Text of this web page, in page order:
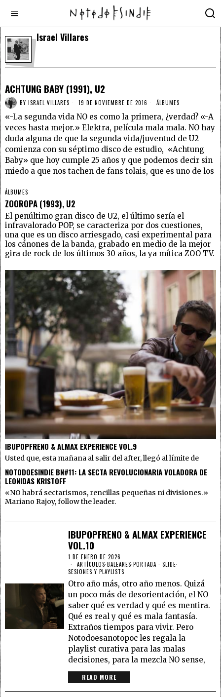
Israel Villares
ACHTUNG BABY (1991), U2
BY ISRAEL VILLARES 19 DE NOVIEMBRE DE 2016 ÁLBUMES
«-La segunda vida NO es como la primera, ¿verdad? «-A
veces hasta mejor.» Elektra, película mala mala. NO hay
duda alguna de que la segunda vida/juventud de U2
comienza con su séptimo disco de estudio, «Achtung
Baby» que hoy cumple 25 años y que podemos decir sin
miedo a que nos tachen de fans tolais, que es uno de los
ÁLBUMES
ZOOROPA (1993), U2
El penúltimo gran disco de U2, el último sería el
infravalorado POP, se caracteriza por dos cuestiones,
una que es un disco arriesgado, casi experimental para
los cánones de la banda, grabado en medio de la mejor
gira de rock de los últimos 30 años, la ya mítica ZOO TV.
IBUPOPFRENO & ALMAX EXPERIENCE VOL.9
Usted que, esta mañana al salir del after, llegó al límite de
NOTODOESINDIE BN#11: LA SECTA REVOLUCIONARIA VOLADORA DE
LEONIDAS KRISTOFF
«NO habrá sectarismos, rencillas pequeñas ni divisiones.»
Mariano Rajoy, follow the leader.
IBUPOPFRENO & ALMAX EXPERIENCE
VOL.10
1 DE ENERO DE 2026
ARTÍCULOS·BALEARES·PORTADA - SLIDE·
SESIONES Y PLAYLISTS
Otro año más, otro año menos. Quizá
un poco más de desorientación, el NO
saber qué es verdad y qué es mentira.
Qué es real y qué es mala fantasía.
Extraños tiempos para vivir. Pero
Notodoesanotopoc les regala la
playlist curativa para las malas
decisiones, para la mezcla NO sense,
READ MORE